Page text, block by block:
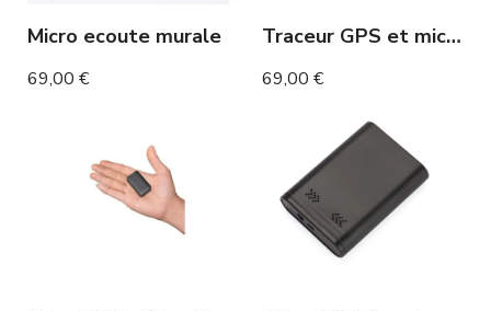
Micro ecoute murale
69,00 €
Traceur GPS et micro GSM intégré écoute à distance en directe
69,00 €